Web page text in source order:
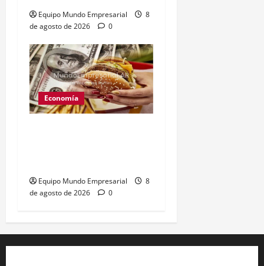
Equipo Mundo Empresarial
8
de agosto de 2026
0
Economía
Equipo Mundo Empresarial
8
de agosto de 2026
0